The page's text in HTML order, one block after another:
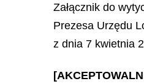
Załącznik do
Prezesa Urzędu
z dnia 7 kwietnia